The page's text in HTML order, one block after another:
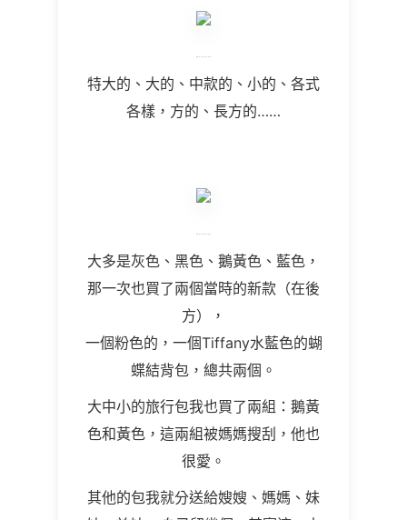
特大的、大的、中款的、小的、各式
各樣，方的、長方的……
大多是灰色、黑色、鵝黃色、藍色，
那一次也買了兩個當時的新款（在後
方），
一個粉色的，一個Tiffany水藍色的蝴
蝶結背包，總共兩個。
大中小的旅行包我也買了兩組：鵝黃
色和黃色，這兩組被媽媽搜刮，他也
很愛。
其他的包我就分送給嫂嫂、媽媽、妹